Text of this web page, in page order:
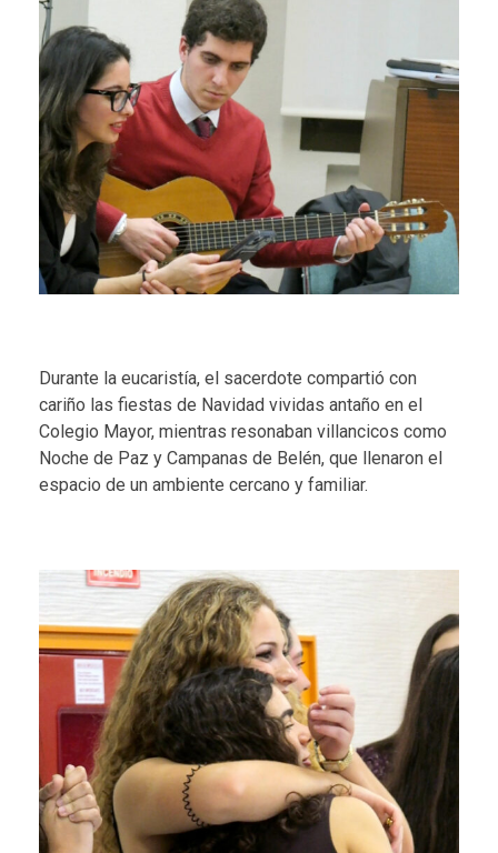
Durante la eucaristía, el sacerdote compartió con
cariño las fiestas de Navidad vividas antaño en el
Colegio Mayor, mientras resonaban villancicos como
Noche de Paz y Campanas de Belén, que llenaron el
espacio de un ambiente cercano y familiar.